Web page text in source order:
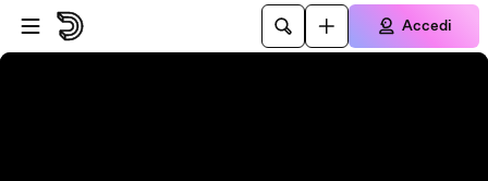
Vai al lettore
Passa al contenuto principale
Accedi